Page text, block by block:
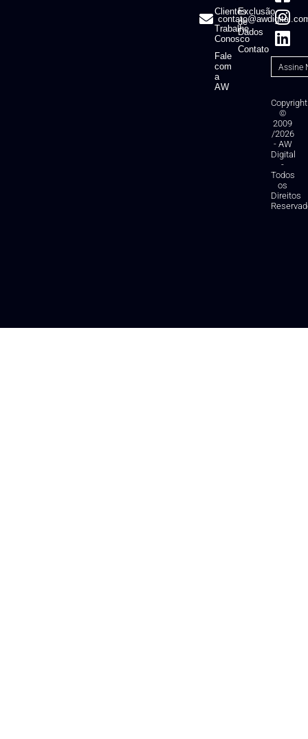
Clientes
Trabalhe
Conosco
Fale
com
a
AW
Exclusão
de
Dados
Contato
Copyright
©
2009
/2026
- AW
Digital
-
Todos
os
Direitos